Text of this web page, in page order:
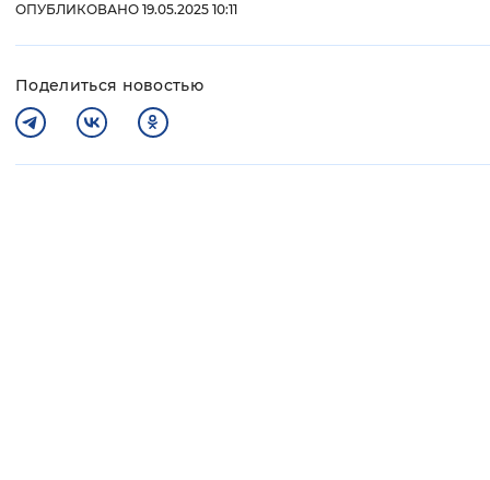
ОПУБЛИКОВАНО 19.05.2025 10:11
Поделиться новостью